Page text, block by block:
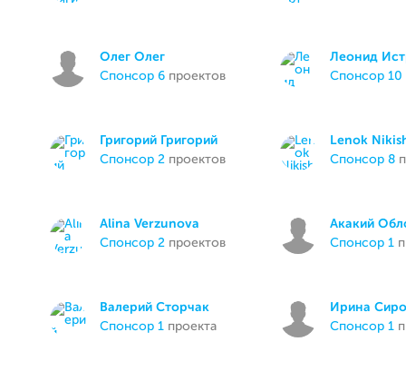
Олег Олег
спонсор 6 проектов
Леонид
спонсор 10
Григорий Григорий
спонсор 2 проектов
Lenok
спонсор 8
Alina Verzunova
спонсор 2 проектов
Акакий
спонсор 1
Валерий Сторчак
спонсор 1 проекта
Ирина
спонсор 1